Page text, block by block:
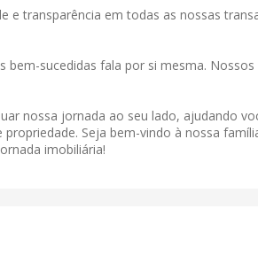
e transparência em todas as nossas
bem-sucedidas fala por si mesma.
nossa jornada ao seu lado, ajudando
Seja bem-vindo à nossa
imobiliária!